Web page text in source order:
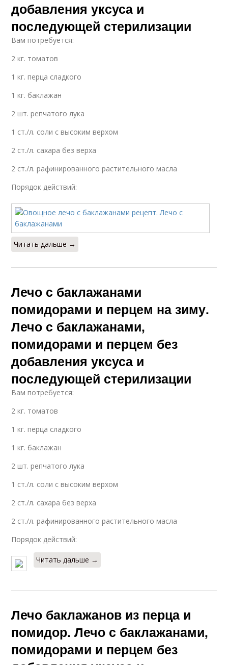
добавления уксуса и
последующей стерилизации
Вам потребуется:
2 кг. томатов
1 кг. перца сладкого
1 кг. баклажан
2 шт. репчатого лука
1 ст./л. соли с высоким верхом
2 ст./л. сахара без верха
2 ст./л. рафинированного растительного масла
Порядок действий:
Читать дальше →
Лечо с баклажанами
помидорами и перцем на зиму.
Лечо с баклажанами,
помидорами и перцем без
добавления уксуса и
последующей стерилизации
Вам потребуется:
2 кг. томатов
1 кг. перца сладкого
1 кг. баклажан
2 шт. репчатого лука
1 ст./л. соли с высоким верхом
2 ст./л. сахара без верха
2 ст./л. рафинированного растительного масла
Порядок действий:
Читать дальше →
Лечо баклажанов из перца и
помидор. Лечо с баклажанами,
помидорами и перцем без